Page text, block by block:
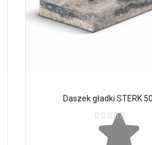
Daszek gładki STERK
Ocena: